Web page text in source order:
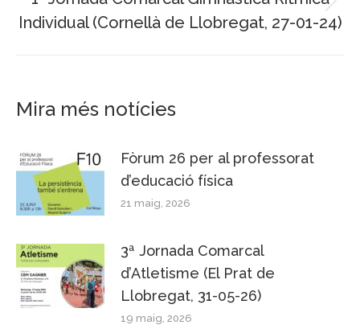
post:
Individual (Cornellà de Llobregat, 27-01-24)
Mira més notícies
Fòrum 26 per al professorat
d’educació física
21 maig, 2026
3ª Jornada Comarcal
d’Atletisme (El Prat de
Llobregat, 31-05-26)
19 maig, 2026